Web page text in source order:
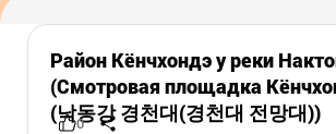
Район Кёнчхондэ у реки
(Смотровая площадка
(낙동강 경천대(경천대 전망대))
0